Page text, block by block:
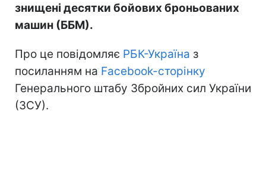
знищені десятки бойових броньованих
машин (ББМ).
Про це повідомляє РБК-Україна з
посиланням на Facebook-сторінку
Генерального штабу Збройних сил України
(ЗСУ).